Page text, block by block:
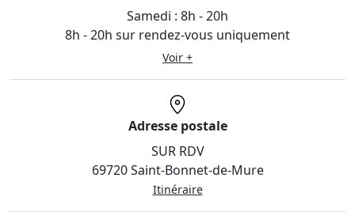
Samedi : 8h - 20h
8h - 20h sur rendez-vous uniquement
Voir +
Adresse postale
SUR RDV
69720 Saint-Bonnet-de-Mure
Itinéraire